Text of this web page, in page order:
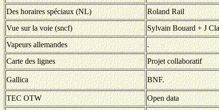
Des horaires spéciaux (NL)
Roland Rail
Vue sur la voie (sncf)
Sylvain Bouard + J
Vapeurs allemandes
.
Carte des lignes
Projet collaboratif
Gallica BNF.
TEC OTW
Open data